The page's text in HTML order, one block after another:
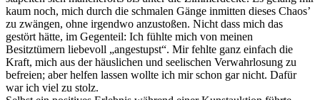
kaum noch, mich durch die schmalen Gänge inmitten dieses Chaos’
zu zwängen, ohne irgendwo anzustoßen. Nicht dass mich das
gestört hätte, im Gegenteil: Ich fühlte mich von meinen
Besitztümern liebevoll „angestupst“. Mir fehlte ganz einfach die
Kraft, mich aus der häuslichen und seelischen Verwahrlosung zu
befreien; aber helfen lassen wollte ich mir schon gar nicht. Dafür
war ich viel zu stolz.